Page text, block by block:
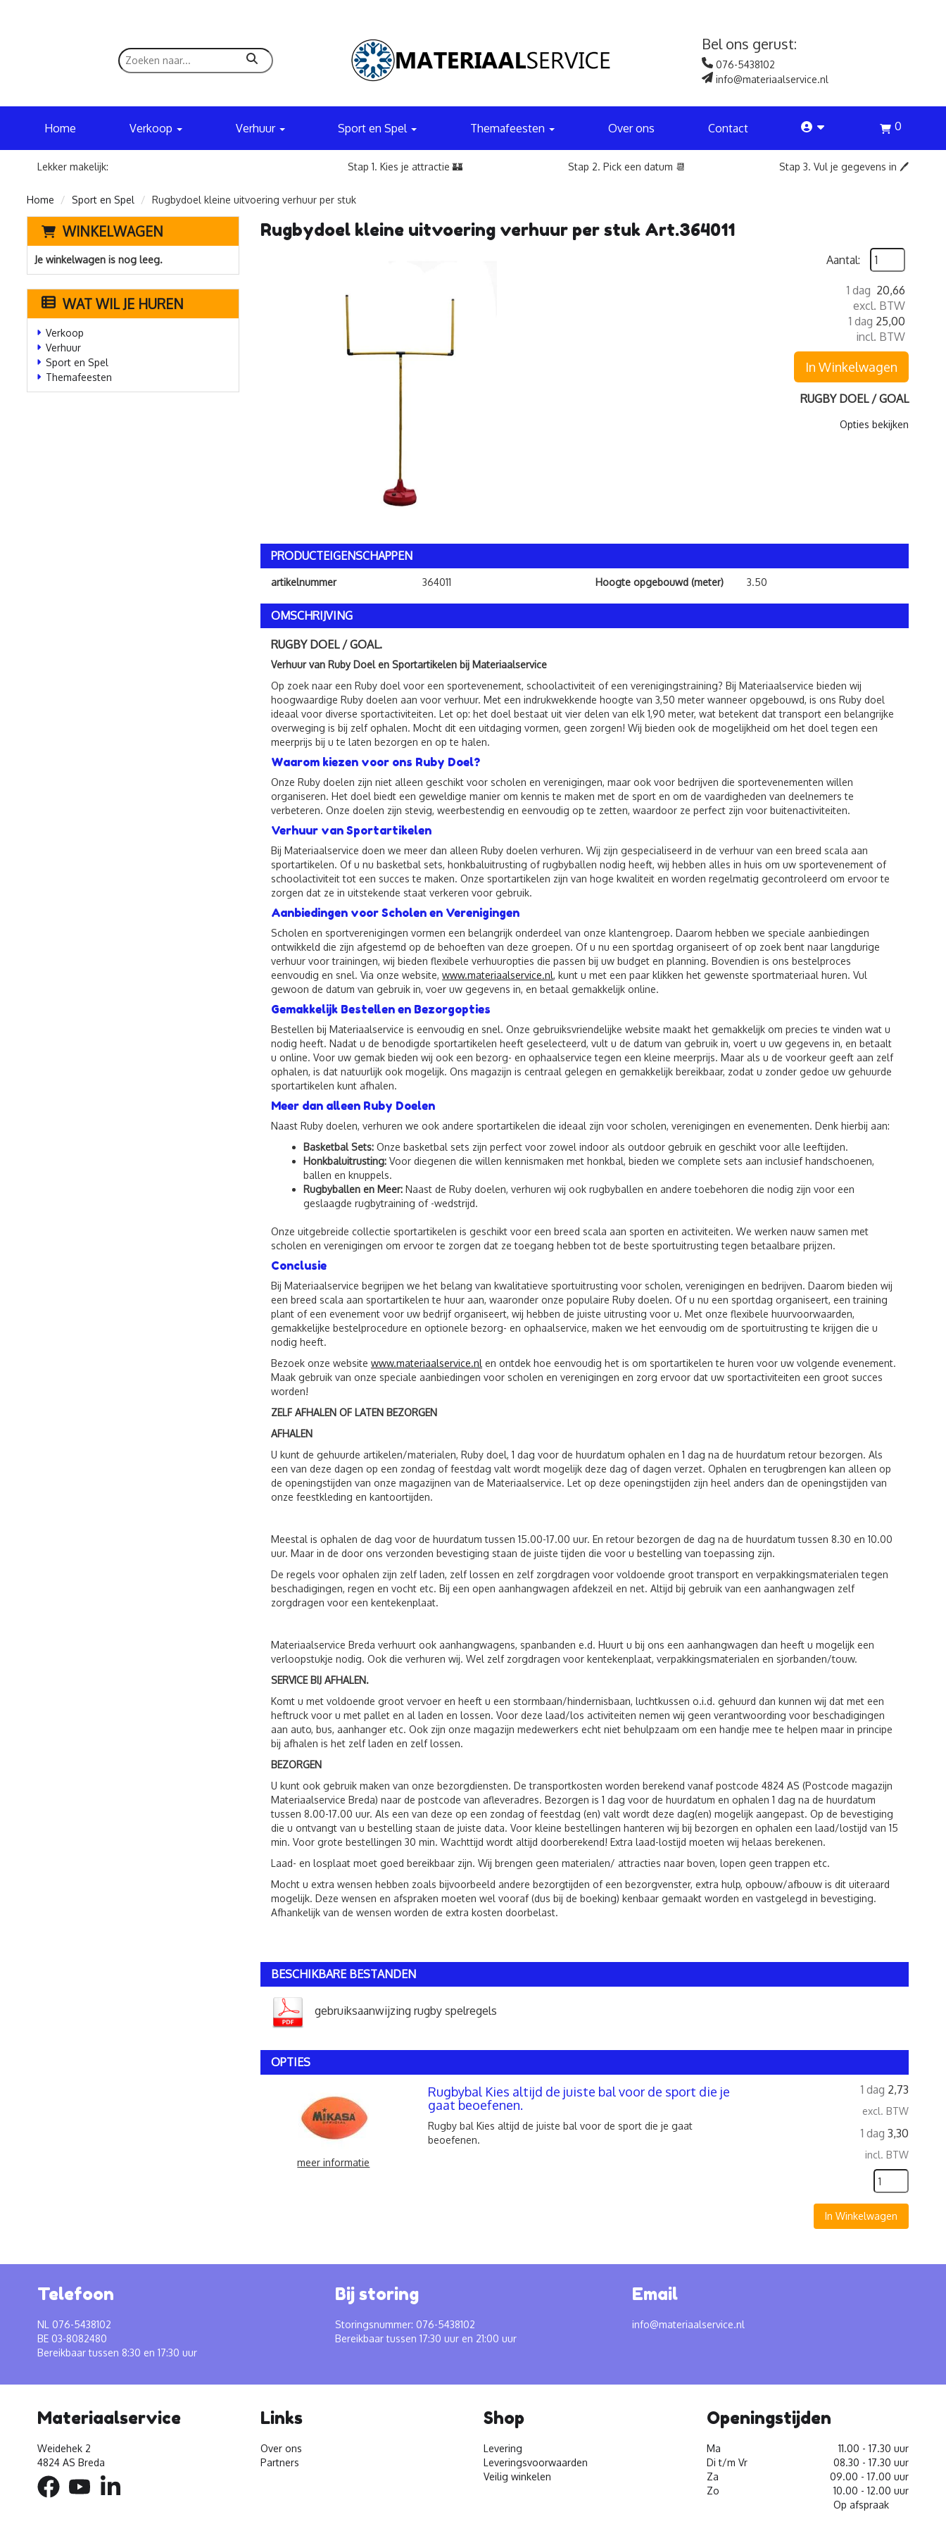
zoeken
Bel ons gerust:
076-5438102
info@materiaalservice.nl
Home Verkoop Verhuur Sport en Spel Themafeesten Over ons Contact account 0
Lekker makelijk: Stap 1. Kies je attractie 🏰 Stap 2. Pick een datum 📆 Stap 3. Vul je gegevens in 🖊️
Home Sport en Spel Rugbydoel kleine uitvoering verhuur per stuk
WINKELWAGEN
Je winkelwagen is nog leeg.
WAT WIL JE HUREN
Verkoop
Verhuur
Sport en Spel
Themafeesten
Rugbydoel kleine uitvoering verhuur per stuk Art.364011
Aantal:
1 dag 20,66
excl. BTW
1 dag 25,00
incl. BTW
In Winkelwagen
RUGBY DOEL / GOAL
Opties bekijken
PRODUCTEIGENSCHAPPEN
artikelnummer 364011 Hoogte opgebouwd (meter) 3.50
OMSCHRIJVING
RUGBY DOEL / GOAL.
Verhuur van Ruby Doel en Sportartikelen bij Materiaalservice
Op zoek naar een Ruby doel voor een sportevenement, schoolactiviteit of een verenigingstraining? Bij Materiaalservice bieden wij
hoogwaardige Ruby doelen aan voor verhuur. Met een indrukwekkende hoogte van 3,50 meter wanneer opgebouwd, is ons Ruby doel
ideaal voor diverse sportactiviteiten. Let op: het doel bestaat uit vier delen van elk 1,90 meter, wat betekent dat transport een belangrijke
overweging is bij zelf ophalen. Mocht dit een uitdaging vormen, geen zorgen! Wij bieden ook de mogelijkheid om het doel tegen een
meerprijs bij u te laten bezorgen en op te halen.
Waarom kiezen voor ons Ruby Doel?
Onze Ruby doelen zijn niet alleen geschikt voor scholen en verenigingen, maar ook voor bedrijven die sportevenementen willen
organiseren. Het doel biedt een geweldige manier om kennis te maken met de sport en om de vaardigheden van deelnemers te
verbeteren. Onze doelen zijn stevig, weerbestendig en eenvoudig op te zetten, waardoor ze perfect zijn voor buitenactiviteiten.
Verhuur van Sportartikelen
Bij Materiaalservice doen we meer dan alleen Ruby doelen verhuren. Wij zijn gespecialiseerd in de verhuur van een breed scala aan
sportartikelen. Of u nu basketbal sets, honkbaluitrusting of rugbyballen nodig heeft, wij hebben alles in huis om uw sportevenement of
schoolactiviteit tot een succes te maken. Onze sportartikelen zijn van hoge kwaliteit en worden regelmatig gecontroleerd om ervoor te
zorgen dat ze in uitstekende staat verkeren voor gebruik.
Aanbiedingen voor Scholen en Verenigingen
Scholen en sportverenigingen vormen een belangrijk onderdeel van onze klantengroep. Daarom hebben we speciale aanbiedingen
ontwikkeld die zijn afgestemd op de behoeften van deze groepen. Of u nu een sportdag organiseert of op zoek bent naar langdurige
verhuur voor trainingen, wij bieden flexibele verhuuropties die passen bij uw budget en planning. Bovendien is ons bestelproces
eenvoudig en snel. Via onze website, www.materiaalservice.nl, kunt u met een paar klikken het gewenste sportmateriaal huren. Vul
gewoon de datum van gebruik in, voer uw gegevens in, en betaal gemakkelijk online.
Gemakkelijk Bestellen en Bezorgopties
Bestellen bij Materiaalservice is eenvoudig en snel. Onze gebruiksvriendelijke website maakt het gemakkelijk om precies te vinden wat u
nodig heeft. Nadat u de benodigde sportartikelen heeft geselecteerd, vult u de datum van gebruik in, voert u uw gegevens in, en betaalt
u online. Voor uw gemak bieden wij ook een bezorg- en ophaalservice tegen een kleine meerprijs. Maar als u de voorkeur geeft aan zelf
ophalen, is dat natuurlijk ook mogelijk. Ons magazijn is centraal gelegen en gemakkelijk bereikbaar, zodat u zonder gedoe uw gehuurde
sportartikelen kunt afhalen.
Meer dan alleen Ruby Doelen
Naast Ruby doelen, verhuren we ook andere sportartikelen die ideaal zijn voor scholen, verenigingen en evenementen. Denk hierbij aan:
Basketbal Sets: Onze basketbal sets zijn perfect voor zowel indoor als outdoor gebruik en geschikt voor alle leeftijden.
Honkbaluitrusting: Voor diegenen die willen kennismaken met honkbal, bieden we complete sets aan inclusief handschoenen,
ballen en knuppels.
Rugbyballen en Meer: Naast de Ruby doelen, verhuren wij ook rugbyballen en andere toebehoren die nodig zijn voor een
geslaagde rugbytraining of -wedstrijd.
Onze uitgebreide collectie sportartikelen is geschikt voor een breed scala aan sporten en activiteiten. We werken nauw samen met
scholen en verenigingen om ervoor te zorgen dat ze toegang hebben tot de beste sportuitrusting tegen betaalbare prijzen.
Conclusie
Bij Materiaalservice begrijpen we het belang van kwalitatieve sportuitrusting voor scholen, verenigingen en bedrijven. Daarom bieden wij
een breed scala aan sportartikelen te huur aan, waaronder onze populaire Ruby doelen. Of u nu een sportdag organiseert, een training
plant of een evenement voor uw bedrijf organiseert, wij hebben de juiste uitrusting voor u. Met onze flexibele huurvoorwaarden,
gemakkelijke bestelprocedure en optionele bezorg- en ophaalservice, maken we het eenvoudig om de sportuitrusting te krijgen die u
nodig heeft.
Bezoek onze website www.materiaalservice.nl en ontdek hoe eenvoudig het is om sportartikelen te huren voor uw volgende evenement.
Maak gebruik van onze speciale aanbiedingen voor scholen en verenigingen en zorg ervoor dat uw sportactiviteiten een groot succes
worden!
ZELF AFHALEN OF LATEN BEZORGEN
AFHALEN
U kunt de gehuurde artikelen/materialen, Ruby doel, 1 dag voor de huurdatum ophalen en 1 dag na de huurdatum retour bezorgen. Als
een van deze dagen op een zondag of feestdag valt wordt mogelijk deze dag of dagen verzet. Ophalen en terugbrengen kan alleen op
de openingstijden van onze magazijnen van de Materiaalservice. Let op deze openingstijden zijn heel anders dan de openingstijden van
onze feestkleding en kantoortijden.
Meestal is ophalen de dag voor de huurdatum tussen 15.00-17.00 uur. En retour bezorgen de dag na de huurdatum tussen 8.30 en 10.00
uur. Maar in de door ons verzonden bevestiging staan de juiste tijden die voor u bestelling van toepassing zijn.
De regels voor ophalen zijn zelf laden, zelf lossen en zelf zorgdragen voor voldoende groot transport en verpakkingsmaterialen tegen
beschadigingen, regen en vocht etc. Bij een open aanhangwagen afdekzeil en net. Altijd bij gebruik van een aanhangwagen zelf
zorgdragen voor een kentekenplaat.
Materiaalservice Breda verhuurt ook aanhangwagens, spanbanden e.d. Huurt u bij ons een aanhangwagen dan heeft u mogelijk een
verloopstukje nodig. Ook die verhuren wij. Wel zelf zorgdragen voor kentekenplaat, verpakkingsmaterialen en sjorbanden/touw.
SERVICE BIJ AFHALEN.
Komt u met voldoende groot vervoer en heeft u een stormbaan/hindernisbaan, luchtkussen o.i.d. gehuurd dan kunnen wij dat met een
heftruck voor u met pallet en al laden en lossen. Voor deze laad/los activiteiten nemen wij geen verantwoording voor beschadigingen
aan auto, bus, aanhanger etc. Ook zijn onze magazijn medewerkers echt niet behulpzaam om een handje mee te helpen maar in principe
bij afhalen is het zelf laden en zelf lossen.
BEZORGEN
U kunt ook gebruik maken van onze bezorgdiensten. De transportkosten worden berekend vanaf postcode 4824 AS (Postcode magazijn
Materiaalservice Breda) naar de postcode van afleveradres. Bezorgen is 1 dag voor de huurdatum en ophalen 1 dag na de huurdatum
tussen 8.00-17.00 uur. Als een van deze op een zondag of feestdag (en) valt wordt deze dag(en) mogelijk aangepast. Op de bevestiging
die u ontvangt van u bestelling staan de juiste data. Voor kleine bestellingen hanteren wij bij bezorgen en ophalen een laad/lostijd van 15
min. Voor grote bestellingen 30 min. Wachttijd wordt altijd doorberekend! Extra laad-lostijd moeten wij helaas berekenen.
Laad- en losplaat moet goed bereikbaar zijn. Wij brengen geen materialen/ attracties naar boven, lopen geen trappen etc.
Mocht u extra wensen hebben zoals bijvoorbeeld andere bezorgtijden of een bezorgvenster, extra hulp, opbouw/afbouw is dit uiteraard
mogelijk. Deze wensen en afspraken moeten wel vooraf (dus bij de boeking) kenbaar gemaakt worden en vastgelegd in bevestiging.
Afhankelijk van de wensen worden de extra kosten doorbelast.
BESCHIKBARE BESTANDEN
gebruiksaanwijzing rugby spelregels
OPTIES
meer informatie
1 dag 2,73
excl. BTW
1 dag 3,30
incl. BTW
In Winkelwagen
Rugbybal Kies altijd de juiste bal voor de sport die je
gaat beoefenen.
Rugby bal Kies altijd de juiste bal voor de sport die je gaat
beoefenen.
Telefoon
NL 076-5438102
BE 03-8082480
Bereikbaar tussen 8:30 en 17:30 uur
Bij storing
Storingsnummer: 076-5438102
Bereikbaar tussen 17:30 uur en 21:00 uur
Email
info@materiaalservice.nl
Materiaalservice
Weidehek 2
4824 AS Breda
Links
Over ons
Partners
Shop
Levering
Leveringsvoorwaarden
Veilig winkelen
Openingstijden
Ma
11.00 - 17.30 uur
Di t/m Vr
08.30 - 17.30 uur
Za
09.00 - 17.00 uur
Zo
10.00 - 12.00 uur
Op afspraak